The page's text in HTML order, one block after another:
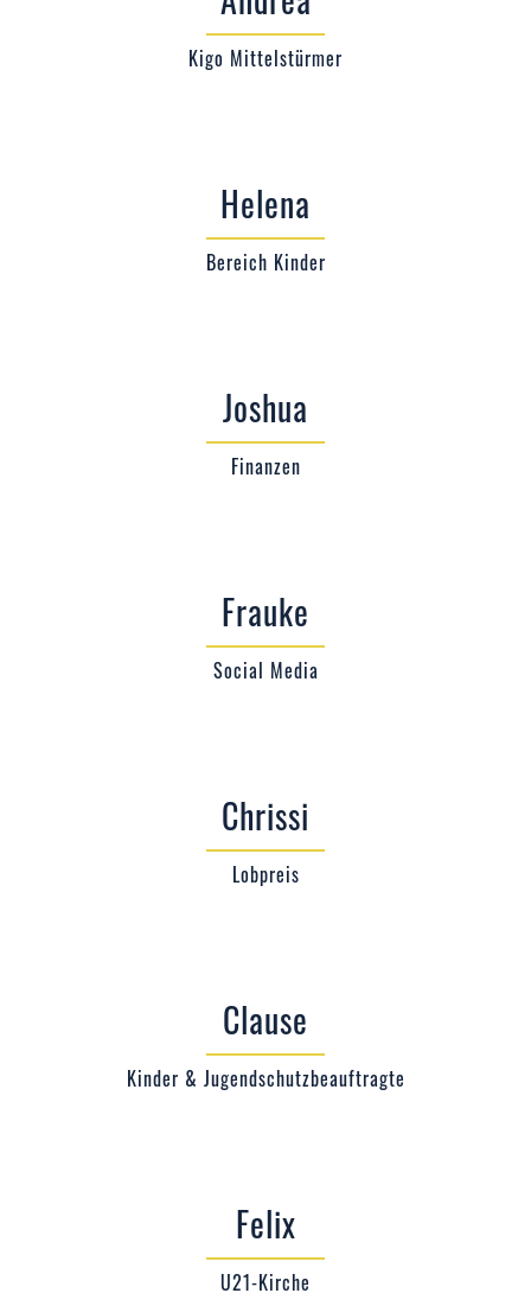
Kigo Mittelstürmer
Helena
Bereich Kinder
Joshua
Finanzen
Frauke
Social Media
Chrissi
Lobpreis
Clause
Kinder & Jugendschutzbeauftragte
Felix
U21-Kirche